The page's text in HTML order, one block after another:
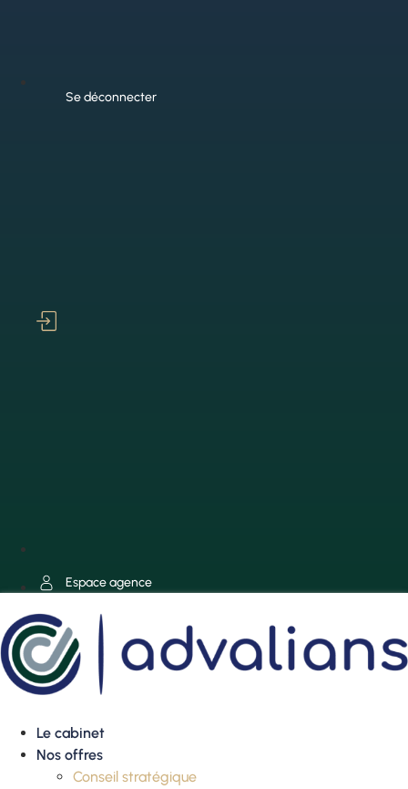
Se déconnecter
Espace agence
Le cabinet
Nos offres
Conseil stratégique